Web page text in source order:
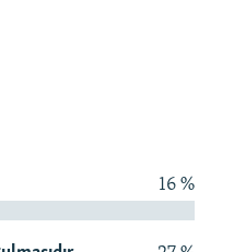
16 %